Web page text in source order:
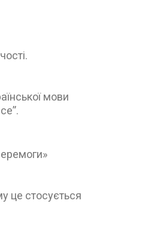
мови
це стосується